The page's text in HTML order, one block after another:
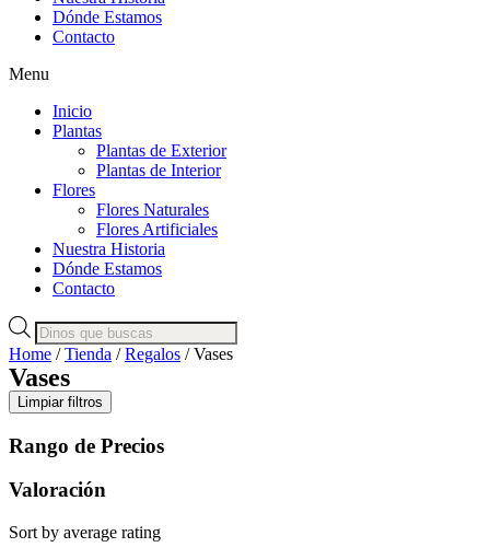
Dónde Estamos
Contacto
Menu
Inicio
Plantas
Plantas de Exterior
Plantas de Interior
Flores
Flores Naturales
Flores Artificiales
Nuestra Historia
Dónde Estamos
Contacto
Products
search
Home /Tienda /Regalos / Vases
Vases
Limpiar filtros
Rango de Precios
Valoración
Sort by average rating